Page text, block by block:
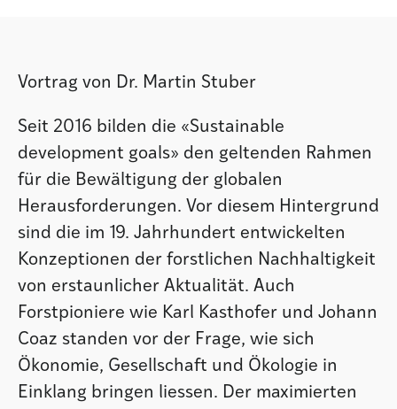
Vortrag von Dr. Martin Stuber
Seit 2016 bilden die «Sustainable
development goals» den geltenden Rahmen
für die Bewältigung der globalen
Herausforderungen. Vor diesem Hintergrund
sind die im 19. Jahrhundert entwickelten
Konzeptionen der forstlichen Nachhaltigkeit
von erstaunlicher Aktualität. Auch
Forstpioniere wie Karl Kasthofer und Johann
Coaz standen vor der Frage, wie sich
Ökonomie, Gesellschaft und Ökologie in
Einklang bringen liessen. Der maximierten